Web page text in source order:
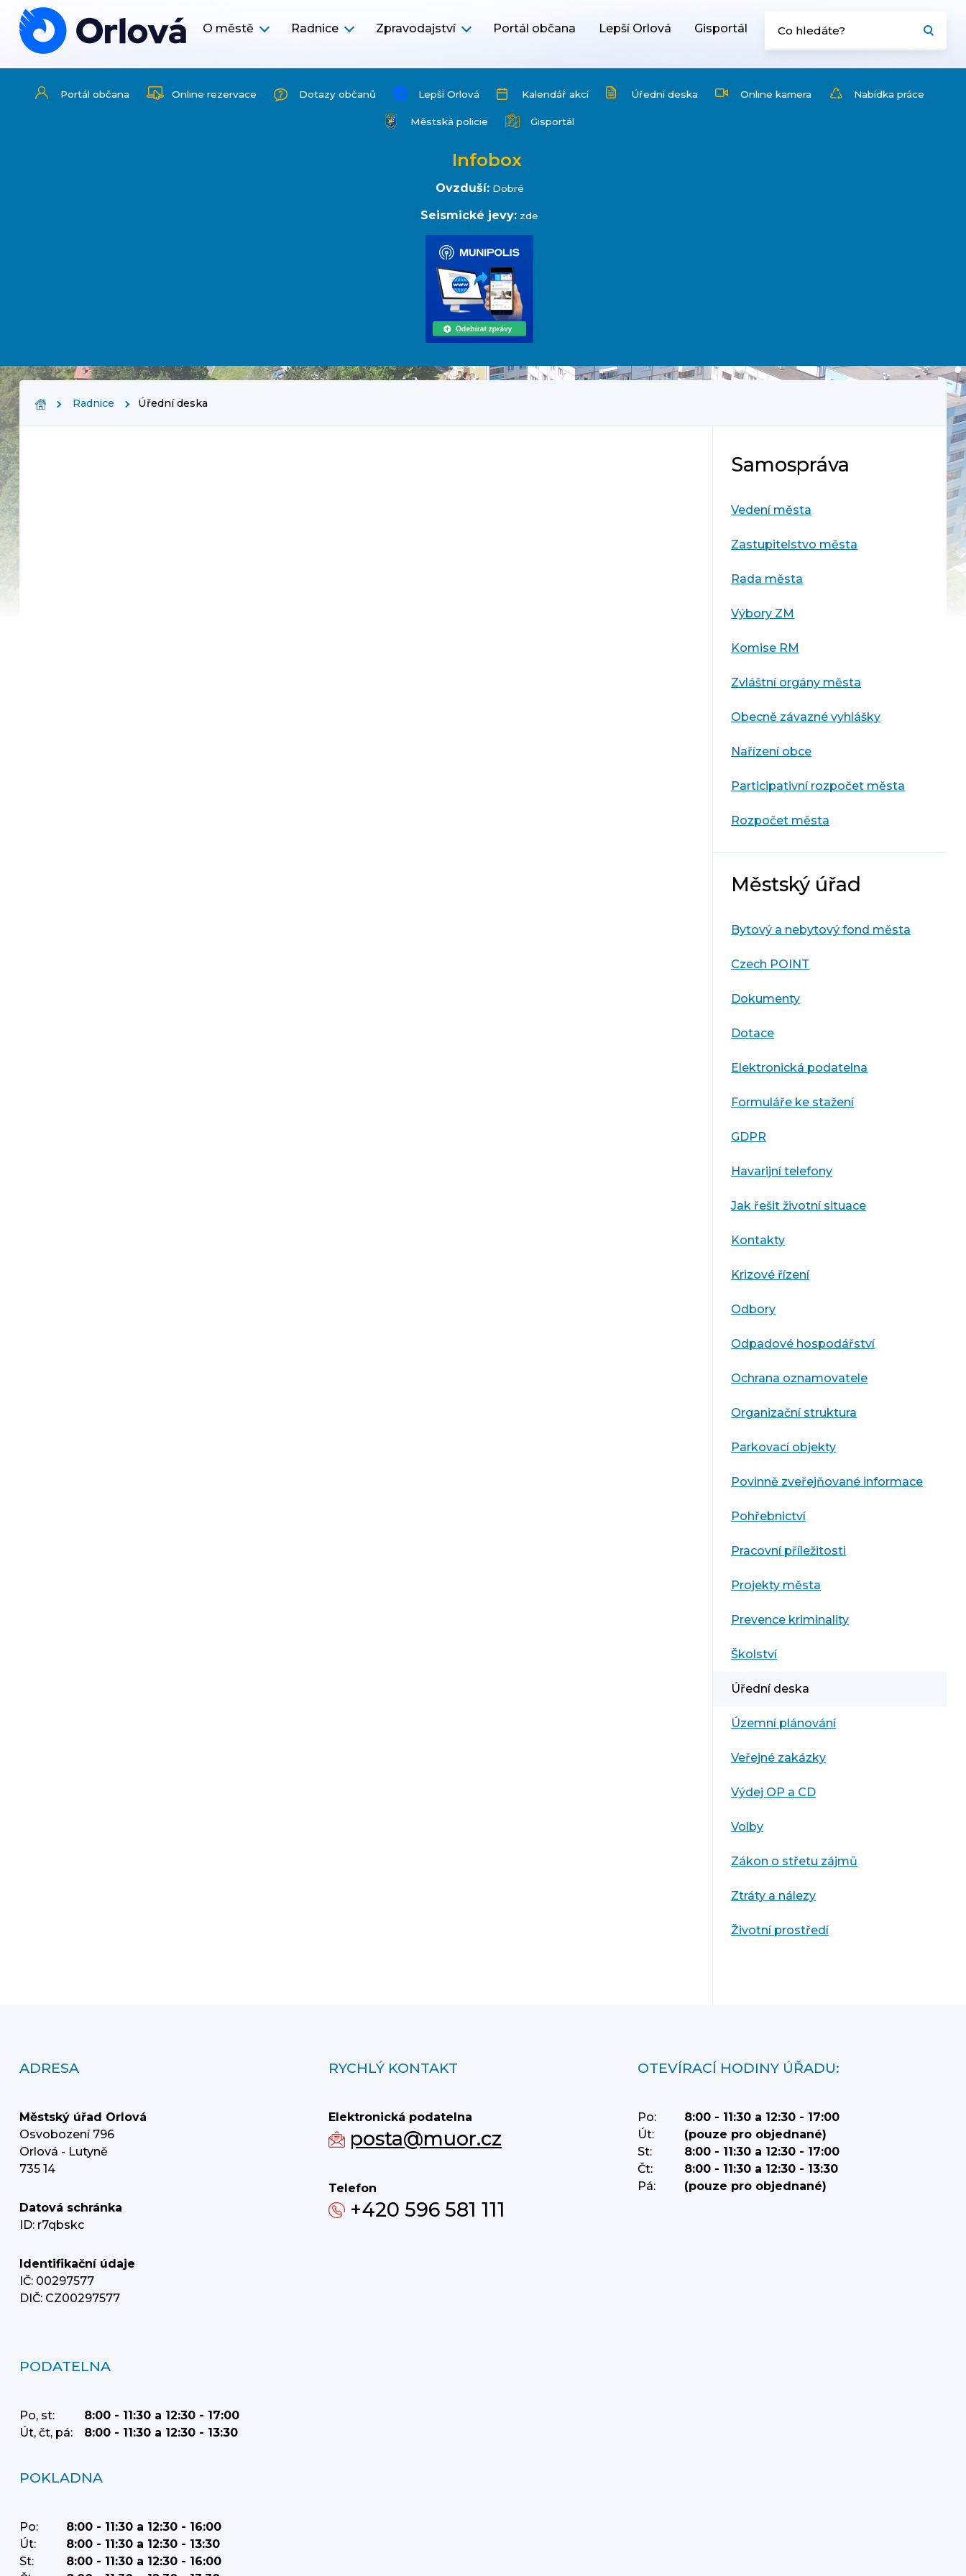
O městě Radnice Zpravodajství Portál občana Lepší Orlová Gisportál
Portál občana Online rezervace Dotazy občanů Lepší Orlová Kalendář akcí Úřední deska Online kamera Nabídka práce
Městská policie Gisportál
Infobox
Ovzduší: Dobré
Seismické jevy: zde
Radnice Úřední deska
Samospráva
Vedení města
Zastupitelstvo města
Rada města
Výbory ZM
Komise RM
Zvláštní orgány města
Obecně závazné vyhlášky
Nařízení obce
Participativní rozpočet města
Rozpočet města
Městský úřad
Bytový a nebytový fond města
Czech POINT
Dokumenty
Dotace
Elektronická podatelna
Formuláře ke stažení
GDPR
Havarijní telefony
Jak řešit životní situace
Kontakty
Krizové řízení
Odbory
Odpadové hospodářství
Ochrana oznamovatele
Organizační struktura
Parkovací objekty
Povinně zveřejňované informace
Pohřebnictví
Pracovní příležitosti
Projekty města
Prevence kriminality
Školství
Úřední deska
Územní plánování
Veřejné zakázky
Výdej OP a CD
Volby
Zákon o střetu zájmů
Ztráty a nálezy
Životní prostředí
ADRESA
Městský úřad Orlová
Osvobození 796
Orlová - Lutyně
735 14
Datová schránka
ID: r7qbskc
Identifikační údaje
IČ: 00297577
DIČ: CZ00297577
RYCHLÝ KONTAKT
Elektronická podatelna
posta@muor.cz
Telefon
+420 596 581 111
OTEVÍRACÍ HODINY ÚŘADU:
Po:
8:00 - 11:30 a 12:30 - 17:00
Út:
(pouze pro objednané)
St:
8:00 - 11:30 a 12:30 - 17:00
Čt:
8:00 - 11:30 a 12:30 - 13:30
Pá:
(pouze pro objednané)
PODATELNA
Po, st:
8:00 - 11:30 a 12:30 - 17:00
Út, čt, pá:
8:00 - 11:30 a 12:30 - 13:30
POKLADNA
Po:
8:00 - 11:30 a 12:30 - 16:00
Út:
8:00 - 11:30 a 12:30 - 13:30
St:
8:00 - 11:30 a 12:30 - 16:00